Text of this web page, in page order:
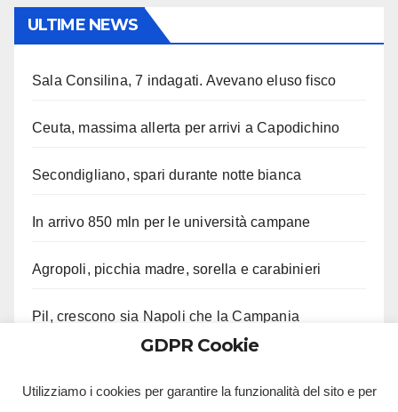
ULTIME NEWS
Sala Consilina, 7 indagati. Avevano eluso fisco
Ceuta, massima allerta per arrivi a Capodichino
Secondigliano, spari durante notte bianca
In arrivo 850 mln per le università campane
Agropoli, picchia madre, sorella e carabinieri
Pil, crescono sia Napoli che la Campania
GDPR Cookie
Utilizziamo i cookies per garantire la funzionalità del sito e per